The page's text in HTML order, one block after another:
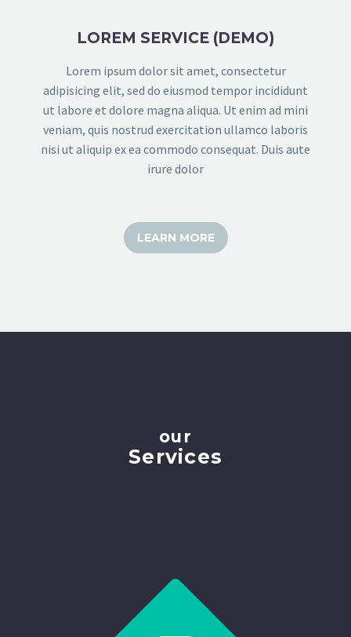
LOREM SERVICE (DEMO)
Lorem ipsum dolor sit amet, consectetur
adipisicing elit, sed do eiusmod tempor incididunt
ut labore et dolore magna aliqua. Ut enim ad mini
veniam, quis nostrud exercitation ullamco laboris
nisi ut aliquip ex ea commodo consequat. Duis aute
irure dolor
LEARN MORE
our
Services